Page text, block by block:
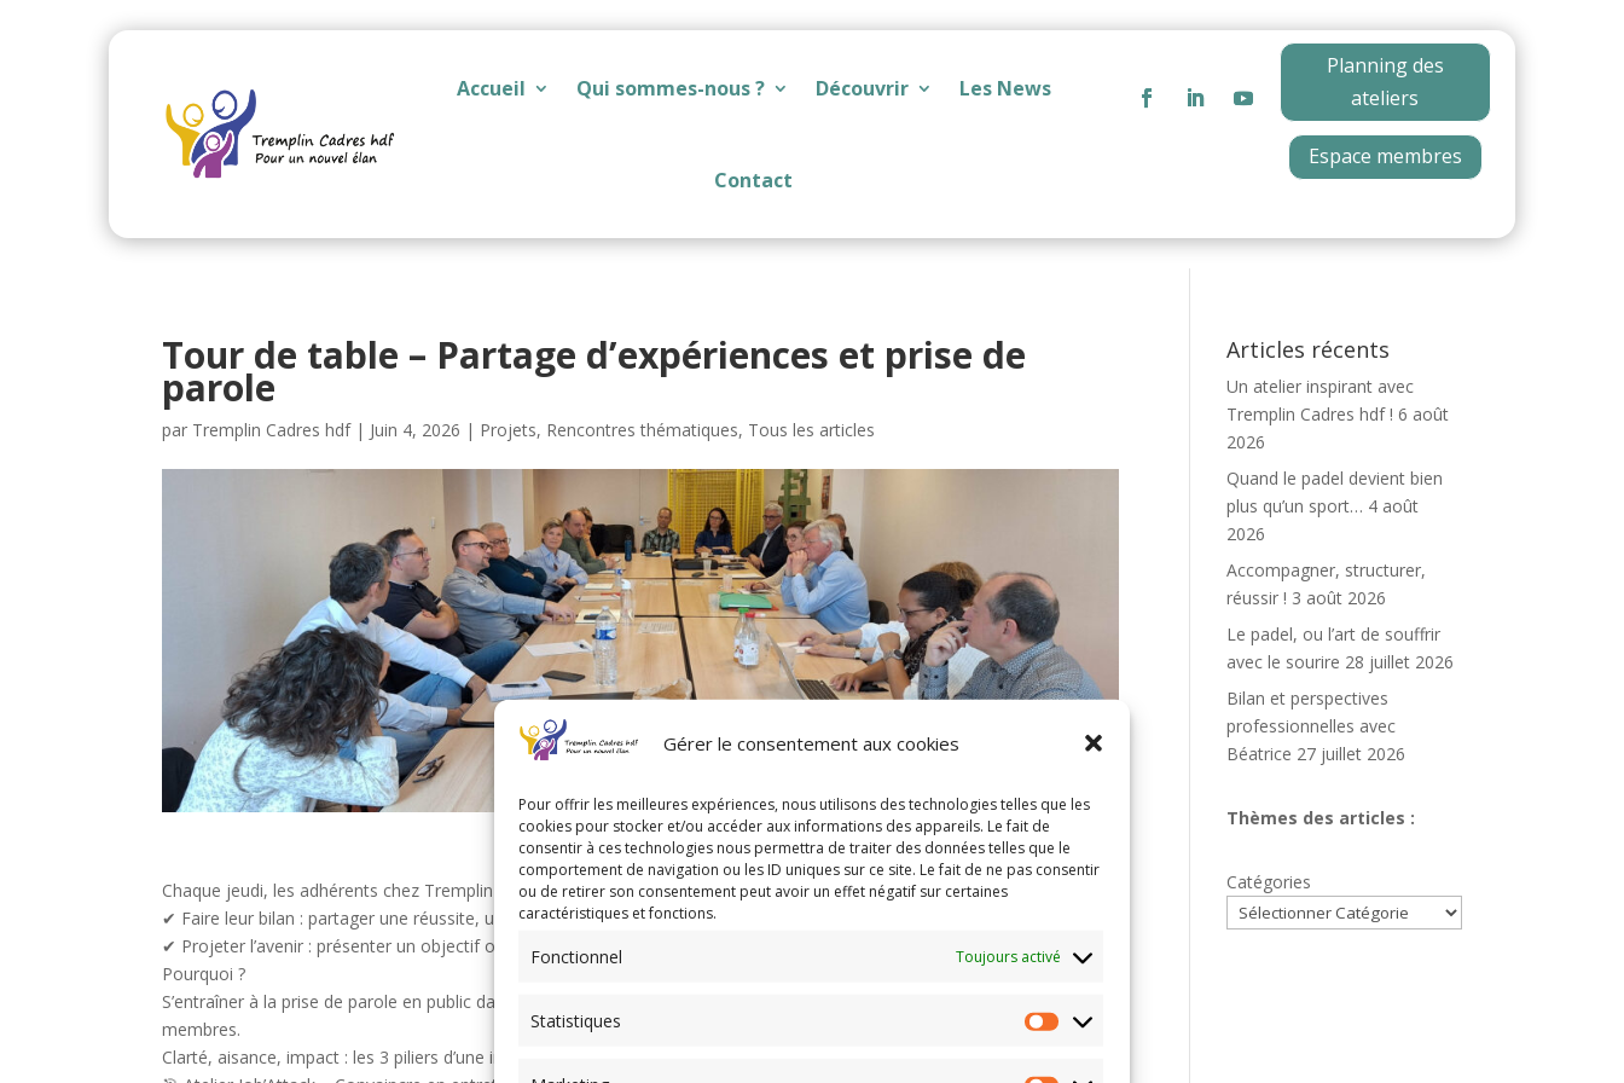
Gérer le consentement aux cookies
Pour offrir les meilleures expériences, nous utilisons des technologies telles que les
cookies pour stocker et/ou accéder aux informations des appareils. Le fait de
consentir à ces technologies nous permettra de traiter des données telles que le
comportement de navigation ou les ID uniques sur ce site. Le fait de ne pas consentir
ou de retirer son consentement peut avoir un effet négatif sur certaines
caractéristiques et fonctions.
Fonctionnel Toujours activé
Statistiques
Statistiques
Accueil Qui sommes-nous ? Découvrir Les News
Contact
Planning des
ateliers
Espace membres
Tour de table – Partage d’expériences et prise de
parole
par Tremplin Cadres hdf| Juin 4, 2026 | Projets, Rencontres thématiques, Tous les articles
Chaque jeudi, les adhérents chez Tremplin Cadres hdf s’expriment lors d’un tour de table interactif pour :
✔ Faire leur bilan : partager une réussite, un apprentissage ou une action marquante de la semaine écoulée.
✔ Projeter l’avenir : présenter un objectif ou une étape clé pour la semaine à venir.
Pourquoi ?
S’entraîner à la prise de parole en public dans un cadre bienveillant et stimulant, tout en renforçant les liens entre
membres.
Clarté, aisance, impact : les 3 piliers d’une intervention réussie… et d’un entretien convaincant !
Articles récents
Un atelier inspirant avec
Tremplin Cadres hdf ! 6 août
2026
Quand le padel devient bien
plus qu’un sport… 4 août
2026
Accompagner, structurer,
réussir ! 3 août 2026
Le padel, ou l’art de souffrir
avec le sourire 28 juillet 2026
Bilan et perspectives
professionnelles avec
Béatrice 27 juillet 2026
Thèmes des articles :
Catégories